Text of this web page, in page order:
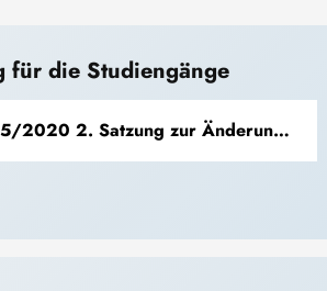
für die Studiengänge
2020 2. Satzung zur Änderung der PO